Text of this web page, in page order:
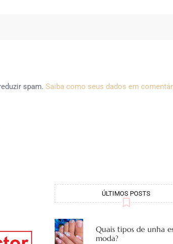
spam. Saiba como seus dados em
ÚLTIMOS POSTS
Quais tipos de unha
moda?